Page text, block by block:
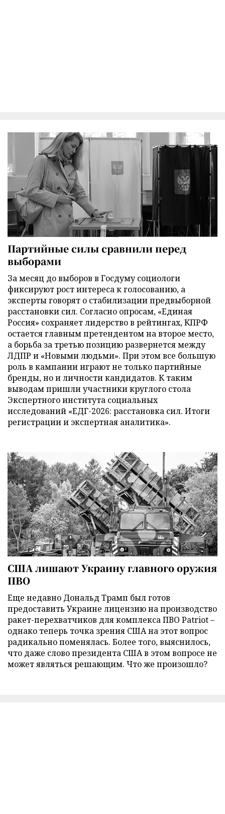
Партийные силы сравнили перед
выборами
За месяц до выборов в Госдуму социологи
фиксируют рост интереса к голосованию, а
эксперты говорят о стабилизации предвыборной
расстановки сил. Согласно опросам, «Единая
Россия» сохраняет лидерство в рейтингах, КПРФ
остается главным претендентом на второе место,
а борьба за третью позицию развернется между
ЛДПР и «Новыми людьми». При этом все большую
роль в кампании играют не только партийные
бренды, но и личности кандидатов. К таким
выводам пришли участники круглого стола
Экспертного института социальных
исследований «ЕДГ-2026: расстановка сил. Итоги
регистрации и экспертная аналитика».
США лишают Украину главного оружия
ПВО
Еще недавно Дональд Трамп был готов
предоставить Украине лицензию на производство
ракет-перехватчиков для комплекса ПВО Patriot –
однако теперь точка зрения США на этот вопрос
радикально поменялась. Более того, выяснилось,
что даже слово президента США в этом вопросе не
может являться решающим. Что же произошло?